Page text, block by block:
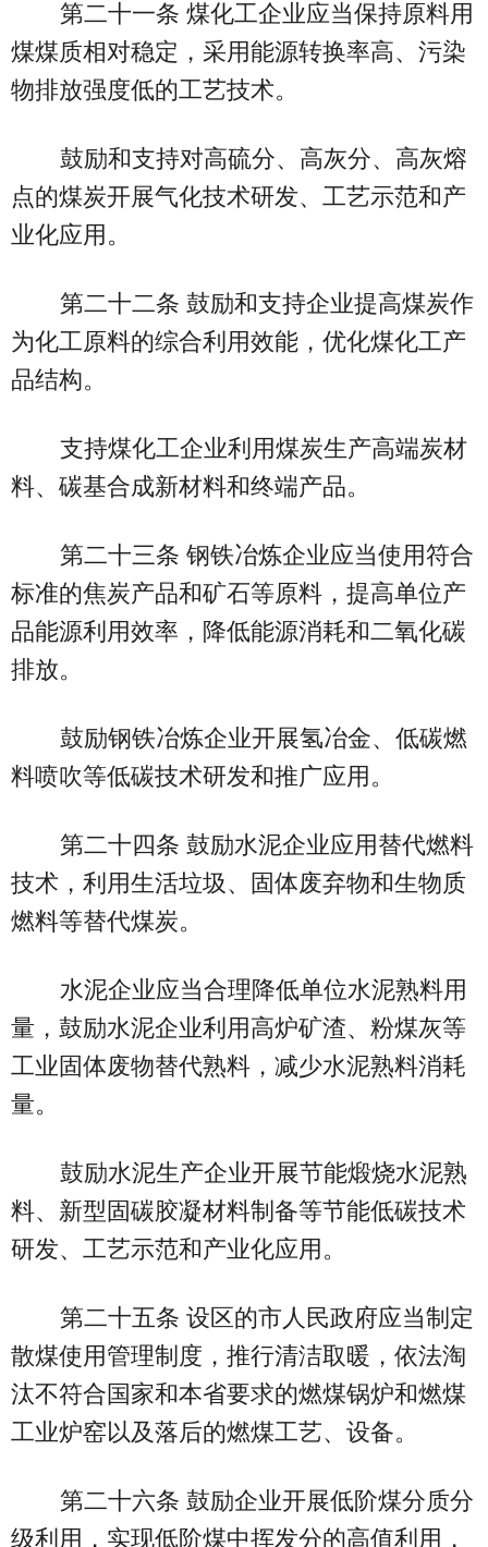
第二十一条 煤化工企业应当保持原料用
煤煤质相对稳定，采用能源转换率高、污染
物排放强度低的工艺技术。
鼓励和支持对高硫分、高灰分、高灰熔
点的煤炭开展气化技术研发、工艺示范和产
业化应用。
第二十二条 鼓励和支持企业提高煤炭作
为化工原料的综合利用效能，优化煤化工产
品结构。
支持煤化工企业利用煤炭生产高端炭材
料、碳基合成新材料和终端产品。
第二十三条 钢铁冶炼企业应当使用符合
标准的焦炭产品和矿石等原料，提高单位产
品能源利用效率，降低能源消耗和二氧化碳
排放。
鼓励钢铁冶炼企业开展氢冶金、低碳燃
料喷吹等低碳技术研发和推广应用。
第二十四条 鼓励水泥企业应用替代燃料
技术，利用生活垃圾、固体废弃物和生物质
燃料等替代煤炭。
水泥企业应当合理降低单位水泥熟料用
量，鼓励水泥企业利用高炉矿渣、粉煤灰等
工业固体废物替代熟料，减少水泥熟料消耗
量。
鼓励水泥生产企业开展节能煅烧水泥熟
料、新型固碳胶凝材料制备等节能低碳技术
研发、工艺示范和产业化应用。
第二十五条 设区的市人民政府应当制定
散煤使用管理制度，推行清洁取暖，依法淘
汰不符合国家和本省要求的燃煤锅炉和燃煤
工业炉窑以及落后的燃煤工艺、设备。
第二十六条 鼓励企业开展低阶煤分质分
级利用，实现低阶煤中挥发分的高值利用，